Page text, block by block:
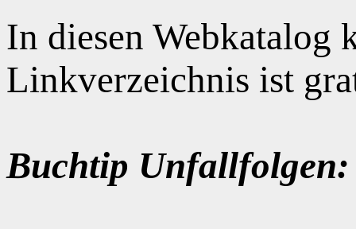
In diesen Webkatalog
Linkverzeichnis ist
Buchtip Unfallfolgen: